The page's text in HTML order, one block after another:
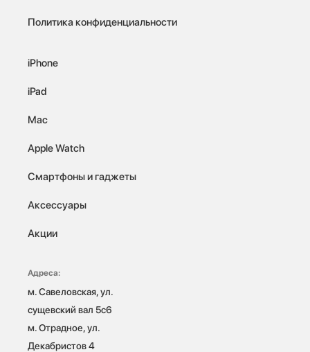
Политика конфиденциальности
iPhone
iPad
Mac
Apple Watch
Смартфоны и гаджеты
Аксессуары
Акции
Адреса:
м. Савеловская, ул.
сущевский вал 5с6
м. Отрадное, ул.
Декабристов 4